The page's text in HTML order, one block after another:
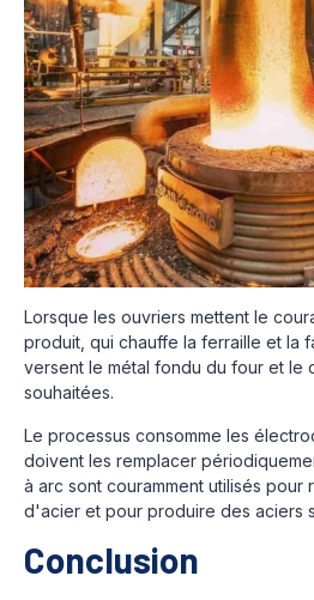
Lorsque les ouvriers mettent le
produit, qui chauffe la ferraille et la
versent le métal fondu du four et le
souhaitées.
Le processus consomme les
doivent les remplacer
à arc sont couramment utilisés pour
d'acier et pour produire des aciers
Conclusion